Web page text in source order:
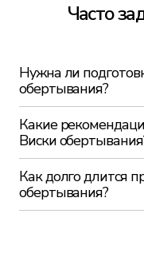
Часто
Нужна ли
обертывания?
Какие
Виски
Как долго длится
обертывания?